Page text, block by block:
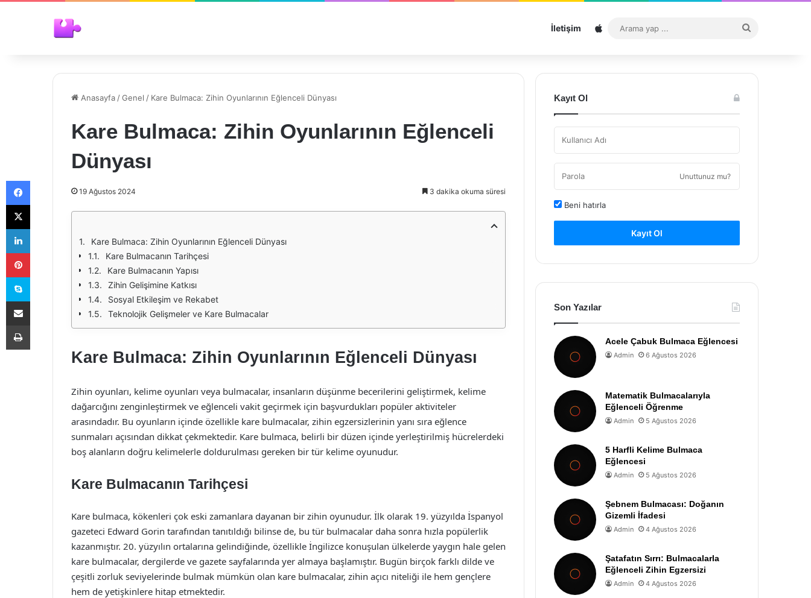
İletişim Sitemap
...
Anasayfa /Genel / Kare Bulmaca: Zihin Oyunlarının Eğlenceli Dünyası
Kare Bulmaca: Zihin Oyunlarının Eğlenceli
Dünyası
19 Ağustos 2024 3 dakika okuma süresi
Kare Bulmaca: Zihin Oyunlarının Eğlenceli Dünyası
Kare Bulmacanın Tarihçesi
Kare Bulmacanın Yapısı
Zihin Gelişimine Katkısı
Sosyal Etkileşim ve Rekabet
Teknolojik Gelişmeler ve Kare Bulmacalar
Kare Bulmaca: Zihin Oyunlarının Eğlenceli Dünyası
Zihin oyunları, kelime oyunları veya bulmacalar, insanların düşünme becerilerini geliştirmek, kelime
dağarcığını zenginleştirmek ve eğlenceli vakit geçirmek için başvurdukları popüler aktiviteler
arasındadır. Bu oyunların içinde özellikle kare bulmacalar, zihin egzersizlerinin yanı sıra eğlence
sunmaları açısından dikkat çekmektedir. Kare bulmaca, belirli bir düzen içinde yerleştirilmiş hücrelerdeki
boş alanların doğru kelimelerle doldurulması gereken bir tür kelime oyunudur.
Kare Bulmacanın Tarihçesi
Kare bulmaca, kökenleri çok eski zamanlara dayanan bir zihin oyunudur. İlk olarak 19. yüzyılda İspanyol
gazeteci Edward Gorin tarafından tanıtıldığı bilinse de, bu tür bulmacalar daha sonra hızla popülerlik
kazanmıştır. 20. yüzyılın ortalarına gelindiğinde, özellikle İngilizce konuşulan ülkelerde yaygın hale gelen
kare bulmacalar, dergilerde ve gazete sayfalarında yer almaya başlamıştır. Bugün birçok farklı dilde ve
çeşitli zorluk seviyelerinde bulmak mümkün olan kare bulmacalar, zihin açıcı niteliği ile hem gençlere
hem de yetişkinlere hitap etmektedir.
Kayıt Ol
Unuttunuz mu?
Beni hatırla
Kayıt Ol
Son Yazılar
Acele Çabuk Bulmaca Eğlencesi
Admin 6 Ağustos 2026
Matematik Bulmacalarıyla
Eğlenceli Öğrenme
Admin 5 Ağustos 2026
5 Harfli Kelime Bulmaca
Eğlencesi
Admin 5 Ağustos 2026
Şebnem Bulmacası: Doğanın
Gizemli İfadesi
Admin 4 Ağustos 2026
Şatafatın Sırrı: Bulmacalarla
Eğlenceli Zihin Egzersizi
Admin 4 Ağustos 2026
Facebook
X
LinkedIn
Pinterest
Skype
E-Posta ile paylaş